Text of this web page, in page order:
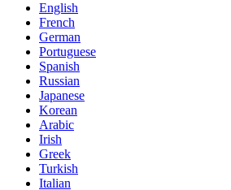
English
French
German
Portuguese
Spanish
Russian
Japanese
Korean
Arabic
Irish
Greek
Turkish
Italian